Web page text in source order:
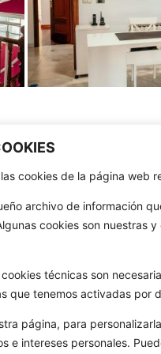
cookies de la página web
archivo de información
cookies son nuestras
técnicas son
que tenemos activadas por
página, para
e intereses personales.
CONTACTAR
981 807 404
Trav de Cacheiras
15886 Teo A Coruña